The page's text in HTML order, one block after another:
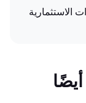
الاستثمارية